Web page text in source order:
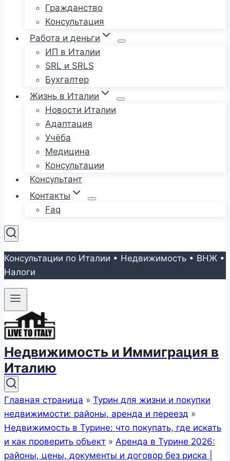
Гражданство
Консультация
Работа и деньги
ИП в Италии
SRL и SRLS
Бухгалтер
Жизнь в Италии
Новости Италии
Адаптация
Учёба
Медицина
Консультации
Консультант
Контакты
Faq
Консультации по Италии • Недвижимость • ВНЖ •
Налоги
Недвижимость и Иммиграция в
Италию
Главная страница » Турин для жизни и покупки
недвижимости: районы, аренда и переезд »
Недвижимость в Турине: что покупать, где искать
и как проверить объект » Аренда в Турине 2026:
районы, цены, документы и договор без риска |